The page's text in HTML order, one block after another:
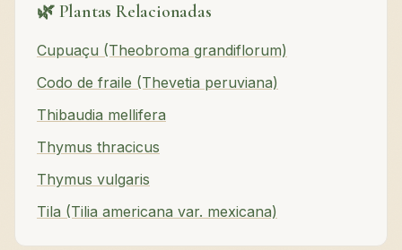
🌿 Plantas Relacionadas
Cupuaçu (Theobroma grandiflorum)
Codo de fraile (Thevetia peruviana)
Thibaudia mellifera
Thymus thracicus
Thymus vulgaris
Tila (Tilia americana var. mexicana)